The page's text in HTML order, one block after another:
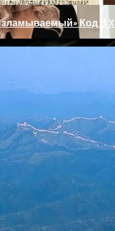
Какой Цвет
Код В